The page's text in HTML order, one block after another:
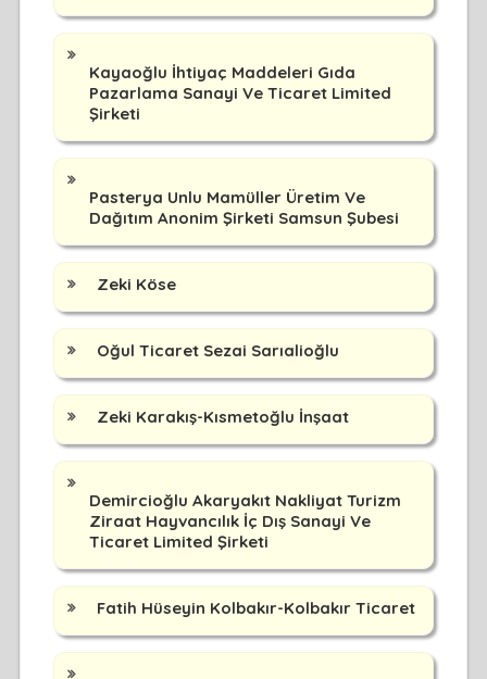
Kayaoğlu İhtiyaç Maddeleri Gıda
Pazarlama Sanayi Ve Ticaret Limited
Şirketi
Pasterya Unlu Mamüller Üretim Ve
Dağıtım Anonim Şirketi Samsun Şubesi
Zeki Köse
Oğul Ticaret Sezai Sarıalioğlu
Zeki Karakış-Kısmetoğlu İnşaat
Demircioğlu Akaryakıt Nakliyat Turizm
Ziraat Hayvancılık İç Dış Sanayi Ve
Ticaret Limited Şirketi
Fatih Hüseyin Kolbakır-Kolbakır Ticaret